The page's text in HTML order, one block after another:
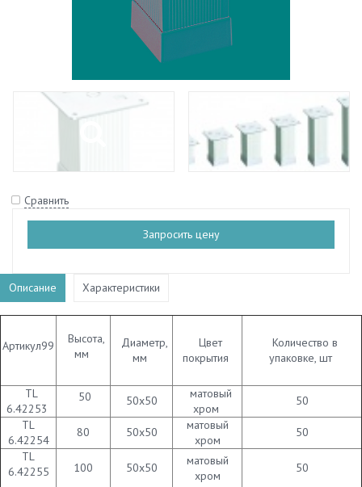
Сравнить
Запросить цену
Описание Характеристики
Артикул99
Высота,
мм
Диаметр,
мм
Цвет
покрытия
Количество в
упаковке, шт
TL
6.42253
50 50х50
матовый
хром
50
TL
6.42254
80 50х50
матовый
хром
50
TL
6.42255
100 50х50
матовый
хром
50